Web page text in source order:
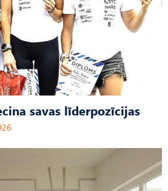
savas līderpozīcijas